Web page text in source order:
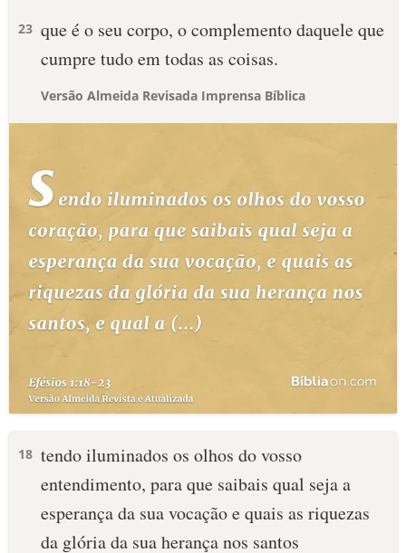
23 que é o seu corpo, o complemento daquele que
cumpre tudo em todas as coisas.
Versão Almeida Revisada Imprensa Bíblica
18 tendo iluminados os olhos do vosso
entendimento, para que saibais qual seja a
esperança da sua vocação e quais as riquezas
da glória da sua herança nos santos